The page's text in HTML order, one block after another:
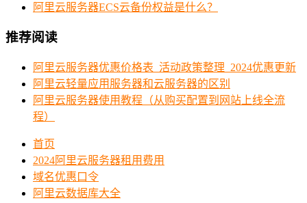
阿里云服务器ECS云备份权益是什么？
推荐阅读
阿里云服务器优惠价格表_活动政策整理_2024优惠更新
阿里云轻量应用服务器和云服务器的区别
阿里云服务器使用教程（从购买配置到网站上线全流
程）
首页
2024阿里云服务器租用费用
域名优惠口令
阿里云数据库大全